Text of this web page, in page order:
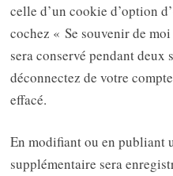
celle d’un cookie d’option
cochez « Se souvenir de
sera conservé pendant deux
déconnectez de votre
effacé.
En modifiant ou en publiant
supplémentaire sera